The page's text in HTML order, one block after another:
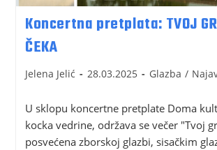
Koncertna pretplata: TVOJ
ČEKA
Jelena Jelić 28.03.2025 Glazba /
U sklopu koncertne pretplate Doma
kocka vedrine, održava se večer "Tvoj
posvećena zborskoj glazbi, sisačkim